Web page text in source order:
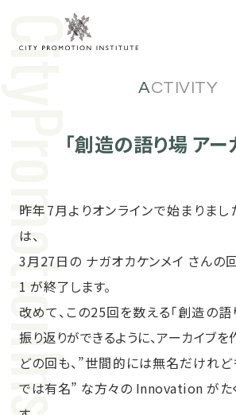
ACTIVITY
「創造の語り場 アー
昨年7月よりオンラインで始まりまし
は、
3月27日の ナガオカケンメイ さんの
1 が終了します。
改めて、この25回を数える「創造の
振り返りができるように、アーカイブを
どの回も、”世間的には無名だけれ
では有名” な方々の Innovation がた